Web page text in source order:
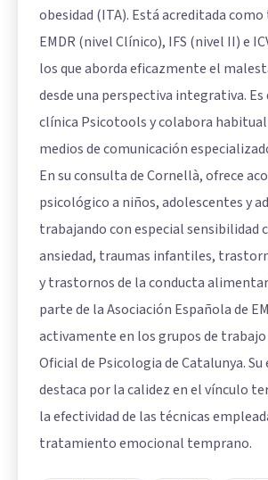
obesidad (ITA). Está acreditada
EMDR (nivel Clínico), IFS (nivel II) e
los que aborda eficazmente el
desde una perspectiva integrativa.
clínica Psicotools y colabora
medios de comunicación
En su consulta de Cornellà, ofrece
psicológico a niños, adolescentes y
trabajando con especial sensibilidad
ansiedad, traumas infantiles,
y trastornos de la conducta
parte de la Asociación Española de
activamente en los grupos de trabajo
Oficial de Psicologia de Catalunya. Su
destaca por la calidez en el vínculo
la efectividad de las técnicas
tratamiento emocional temprano.